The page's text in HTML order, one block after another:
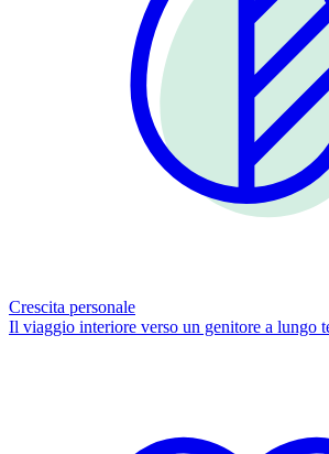
Crescita personale
Il viaggio interiore verso un genitore a lungo